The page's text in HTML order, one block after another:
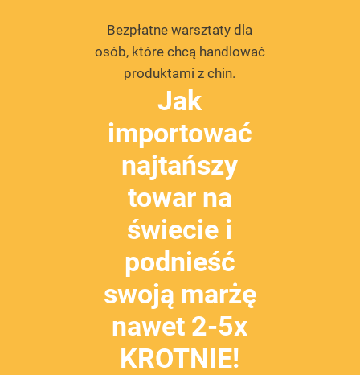
Bezpłatne warsztaty dla
osób, które chcą handlować
produktami z chin.
Jak
importować
najtańszy
towar na
świecie i
podnieść
swoją marżę
nawet 2-5x
KROTNIE!